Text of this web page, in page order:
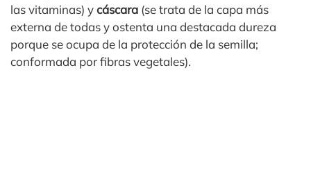
las vitaminas) ycáscara (se trata de la capa más
externa de todas y ostenta una destacada dureza
porque se ocupa de la protección de la semilla;
conformada por fibras vegetales).